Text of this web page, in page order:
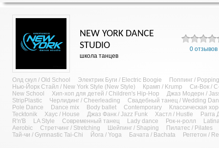
NEW YORK DANCE
STUDIO
школа танцев
0 отзывов
Олд скул / Old School Электрик Буги / Electric Boogie
Поппинг / Popping
Нью-Йорк Стайл / New York Style (New Style)
Крамп / Krump
Си-Вок /
New School
Хип-хоп для детей / Children's Hip-Hop
Джаз Модерн /
StripPlastic
Черлидинг / Cheerleading
Свадебный танец / Wedding
Pole Dance
Dance mix Body ballet Contemporary
Классическая
Tecktonik
Хаус / House Джаз Фанк / Jazz Funk Хастл / Hustle
Рагга
R'n'B
LA Style Современный танец Lady dance Рок-н-ролл
Aerobic
Стретчинг / Stretching Шейпинг / Shaping
Пилатес / Pilates
Тай-чи / Gymnastic Tai-Chi
Йога / Yoga Бачата / Bachata Реггетон /